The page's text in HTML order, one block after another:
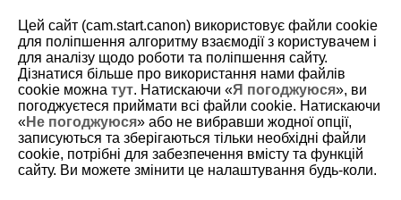
D292-050
Exposure Compensation
Exposure compensation can brighten (increase exposure) or darken
(decrease exposure) the standard exposure set by the camera.
Exposure compensation is available in
Tv , and
Цей сайт (cam.start.canon) використовує файли cookie
для поліпшення алгоритму взаємодії з користувачем і
для аналізу щодо роботи та поліпшення сайту.
Дізнатися більше про використання нами файлів
cookie можна тут. Натискаючи «Я погоджуюся», ви
погоджуєтеся приймати всі файли cookie. Натискаючи
«Не погоджуюся» або не вибравши жодної опції,
записуються та зберігаються тільки необхідні файли
cookie, потрібні для забезпечення вмісту та функцій
сайту. Ви можете змінити це налаштування будь-коли.